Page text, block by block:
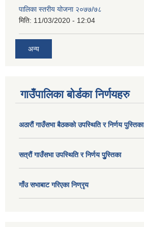
पालिका स्तरीय योजना २०७७/७८
मिति: 11/03/2020 - 12:04
अन्य
गाउँपालिका बोर्डका निर्णयहरु
अठाराैं गाउँसभा बैठकको उपस्थिति र निर्णय पुस्तिका
सत्राैं गाउँसभा उपस्थिति र निर्णय पुु्स्तिका
गाँउ सभाबाट गरिएका निण्रृय